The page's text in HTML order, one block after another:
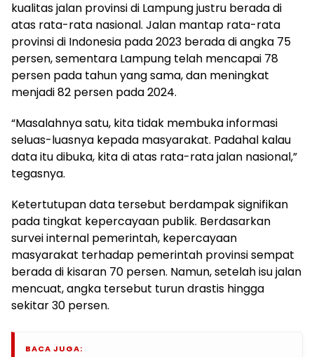
kualitas jalan provinsi di Lampung justru berada di
atas rata-rata nasional. Jalan mantap rata-rata
provinsi di Indonesia pada 2023 berada di angka 75
persen, sementara Lampung telah mencapai 78
persen pada tahun yang sama, dan meningkat
menjadi 82 persen pada 2024.
“Masalahnya satu, kita tidak membuka informasi
seluas-luasnya kepada masyarakat. Padahal kalau
data itu dibuka, kita di atas rata-rata jalan nasional,”
tegasnya.
Ketertutupan data tersebut berdampak signifikan
pada tingkat kepercayaan publik. Berdasarkan
survei internal pemerintah, kepercayaan
masyarakat terhadap pemerintah provinsi sempat
berada di kisaran 70 persen. Namun, setelah isu jalan
mencuat, angka tersebut turun drastis hingga
sekitar 30 persen.
BACA JUGA: